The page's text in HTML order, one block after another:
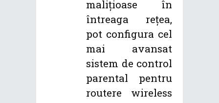
malițioase în
întreaga rețea,
pot configura cel
mai avansat
sistem de control
parental pentru
routere wireless